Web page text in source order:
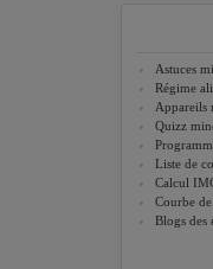
Astuces
Régime
Appareils
Quizz
Liste de
Calcul
Courbe
Blogs des